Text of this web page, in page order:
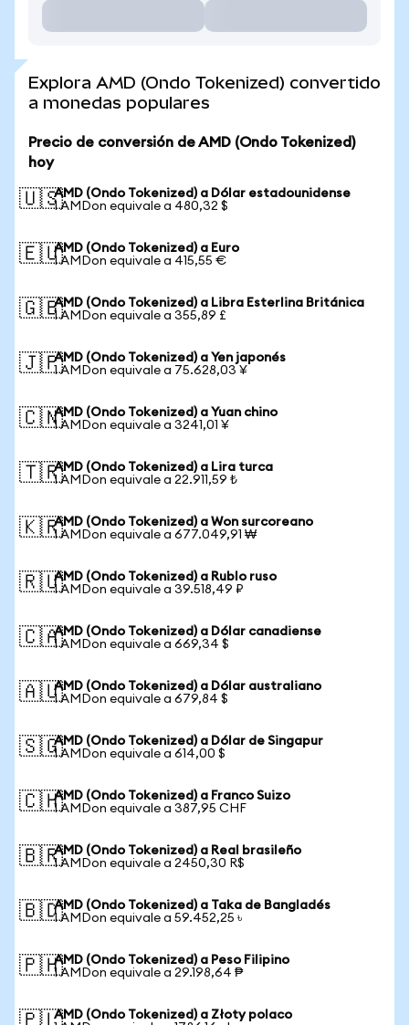
Explora AMD (Ondo Tokenized) convertido
a monedas populares
Precio de conversión de AMD (Ondo Tokenized)
hoy
🇺🇸AMD (Ondo Tokenized) a Dólar estadounidense
1 AMDon equivale a 480,32 $
🇪🇺AMD (Ondo Tokenized) a Euro
1 AMDon equivale a 415,55 €
🇬🇧AMD (Ondo Tokenized) a Libra Esterlina Británica
1 AMDon equivale a 355,89 £
🇯🇵AMD (Ondo Tokenized) a Yen japonés
1 AMDon equivale a 75.628,03 ¥
🇨🇳AMD (Ondo Tokenized) a Yuan chino
1 AMDon equivale a 3241,01 ¥
🇹🇷AMD (Ondo Tokenized) a Lira turca
1 AMDon equivale a 22.911,59 ₺
🇰🇷AMD (Ondo Tokenized) a Won surcoreano
1 AMDon equivale a 677.049,91 ₩
🇷🇺AMD (Ondo Tokenized) a Rublo ruso
1 AMDon equivale a 39.518,49 ₽
🇨🇦AMD (Ondo Tokenized) a Dólar canadiense
1 AMDon equivale a 669,34 $
🇦🇺AMD (Ondo Tokenized) a Dólar australiano
1 AMDon equivale a 679,84 $
🇸🇬AMD (Ondo Tokenized) a Dólar de Singapur
1 AMDon equivale a 614,00 $
🇨🇭AMD (Ondo Tokenized) a Franco Suizo
1 AMDon equivale a 387,95 CHF
🇧🇷AMD (Ondo Tokenized) a Real brasileño
1 AMDon equivale a 2450,30 R$
🇧🇩AMD (Ondo Tokenized) a Taka de Bangladés
1 AMDon equivale a 59.452,25 ৳
🇵🇭AMD (Ondo Tokenized) a Peso Filipino
1 AMDon equivale a 29.198,64 ₱
AMD (Ondo Tokenized) a Złoty polaco